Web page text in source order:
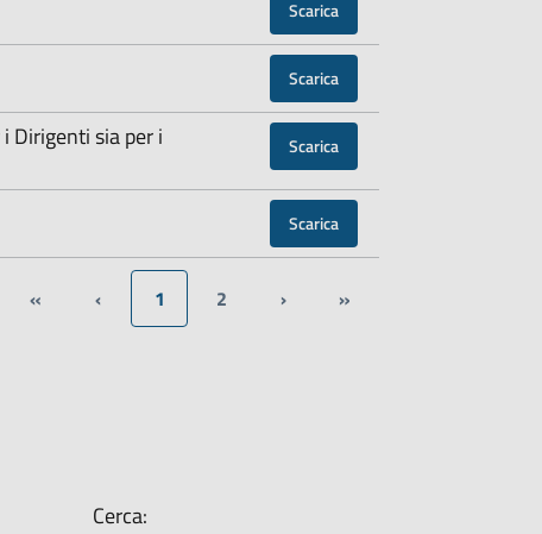
Scarica
Scarica
Dirigenti sia per i
Scarica
Scarica
« ‹ 1 2 › »
Cerca: